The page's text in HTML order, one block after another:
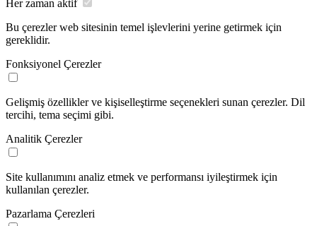
Her zaman aktif
Bu çerezler web sitesinin temel işlevlerini yerine getirmek için
gereklidir.
Fonksiyonel Çerezler
Gelişmiş özellikler ve kişiselleştirme seçenekleri sunan çerezler. Dil
tercihi, tema seçimi gibi.
Analitik Çerezler
Site kullanımını analiz etmek ve performansı iyileştirmek için
kullanılan çerezler.
Pazarlama Çerezleri